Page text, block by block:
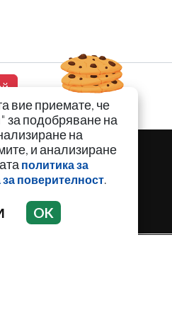
вие приемате, че
" за подобряване на
на
и анализиране
политика за
за поверителност.
OK